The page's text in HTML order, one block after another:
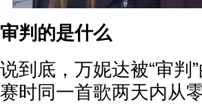
审判的是什么
说到底，万妮达被“审判
赛时同一首歌两天内从